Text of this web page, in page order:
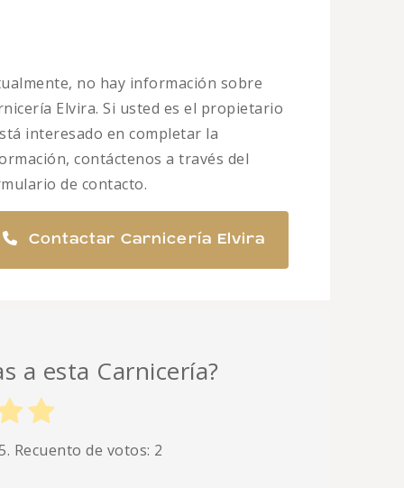
no hay información sobre
Elvira. Si usted es el propietario
interesado en completar la
contáctenos a través del
de contacto.
Contactar Carnicería Elvira
a esta Carnicería?
Recuento de votos: 2